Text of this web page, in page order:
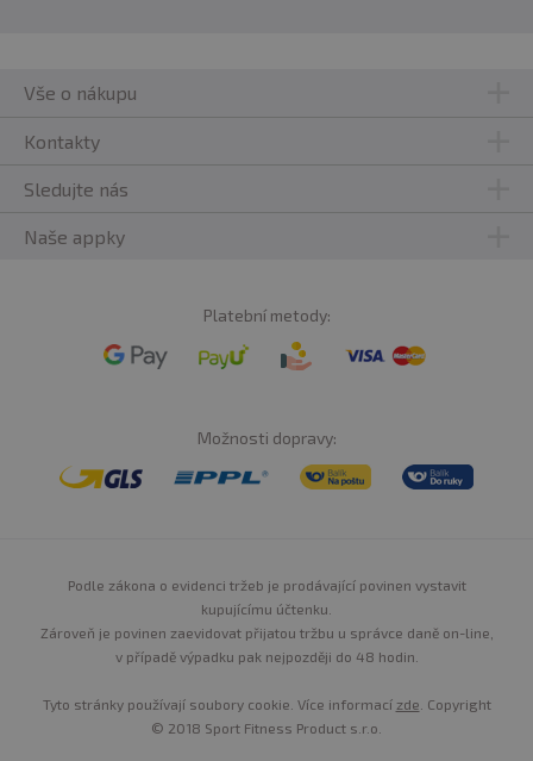
Vše o nákupu
Kontakty
Sledujte nás
Naše appky
Platební metody:
Možnosti dopravy:
Podle zákona o evidenci tržeb je prodávající povinen vystavit
kupujícímu účtenku.
Zároveň je povinen zaevidovat přijatou tržbu u správce daně on-line,
v případě výpadku pak nejpozději do 48 hodin.
Tyto stránky používají soubory cookie. Více informací zde . Copyright
© 2018 Sport Fitness Product s.r.o.